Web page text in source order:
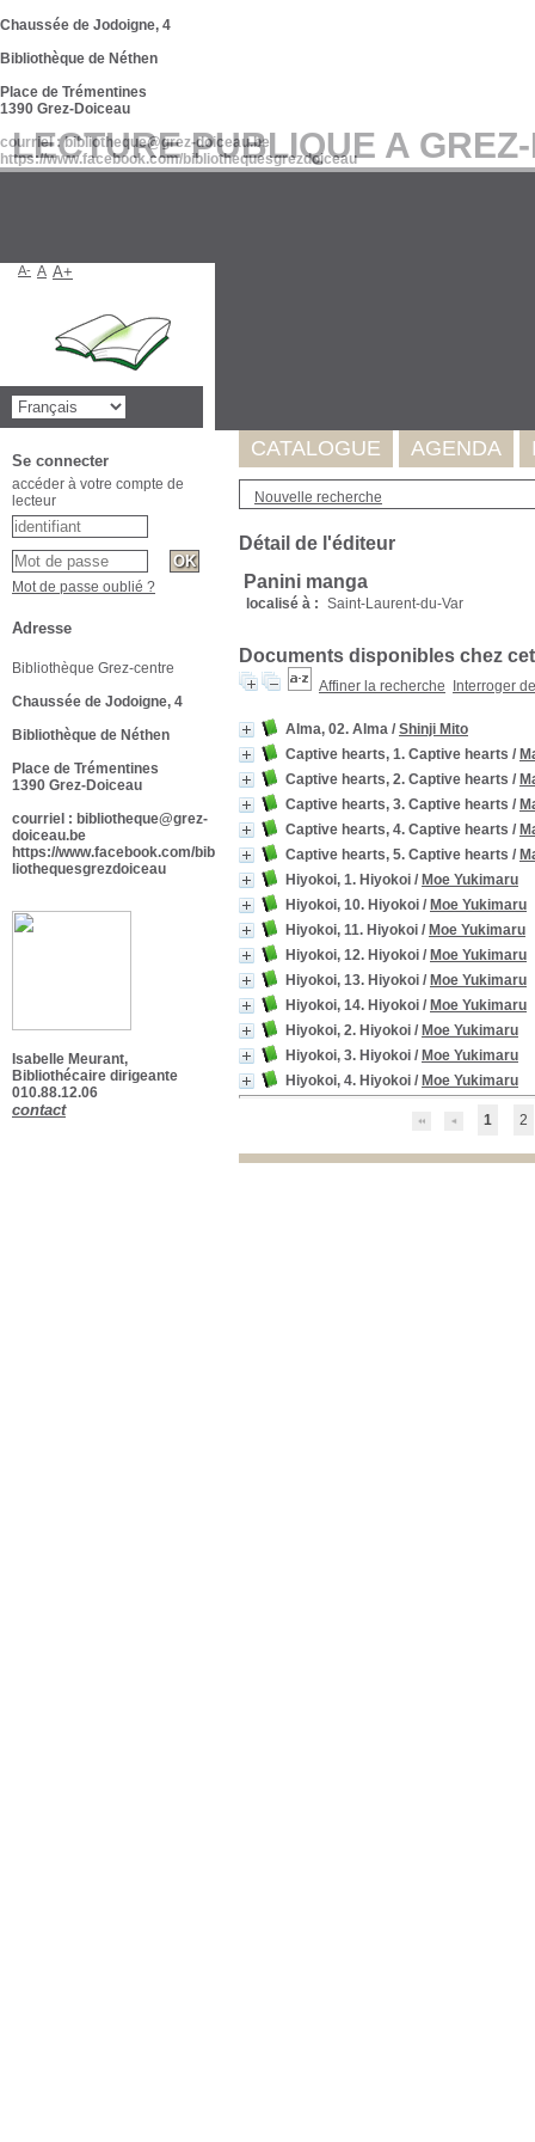
LECTURE PUBLIQUE A
Nouvelle recherche
Détail de l'éditeur
Panini manga
localisé à : Saint-Laurent-du-Var
Documents disponibles chez
Affiner la recherche Interroger
Alma, 02. Alma / Shinji Mito
Captive hearts, 1. Captive hearts /
Captive hearts, 2. Captive hearts /
Captive hearts, 3. Captive hearts /
Captive hearts, 4. Captive hearts /
Captive hearts, 5. Captive hearts /
Hiyokoi, 1. Hiyokoi / Moe Yukimaru
Hiyokoi, 10. Hiyokoi / Moe Yukimaru
Hiyokoi, 11. Hiyokoi / Moe Yukimaru
Hiyokoi, 12. Hiyokoi / Moe Yukimaru
Hiyokoi, 13. Hiyokoi / Moe Yukimaru
Hiyokoi, 14. Hiyokoi / Moe Yukimaru
Hiyokoi, 2. Hiyokoi / Moe Yukimaru
Hiyokoi, 3. Hiyokoi / Moe Yukimaru
Hiyokoi, 4. Hiyokoi / Moe Yukimaru
1 2
Chaussée de Jodoigne, 4
Bibliothèque de Néthen
Place de Trémentines
1390 Grez-Doiceau
courriel : bibliotheque@grez-doiceau.be
https://www.facebook.com/bibliothequesgrezdoiceau
CATALOGUE AGENDA
A- A A+
Se connecter
accéder à votre compte de
lecteur
Mot de passe oublié ?
Adresse
Bibliothèque Grez-centre
Chaussée de Jodoigne, 4
Bibliothèque de Néthen
Place de Trémentines
1390 Grez-Doiceau
courriel : bibliotheque@grez-
doiceau.be
https://www.facebook.com/bib
liothequesgrezdoiceau
Isabelle Meurant,
Bibliothécaire dirigeante
010.88.12.06
contact